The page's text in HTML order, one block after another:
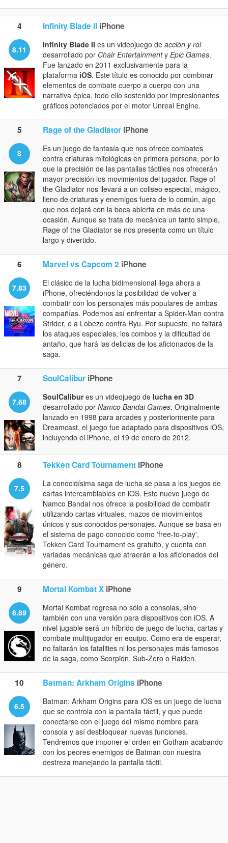
4 Infinity Blade II iPhone
8.11 Infinity Blade II es un videojuego de acción y rol
desarrollado por Chair Entertainmenty Epic Games.
Fue lanzado en 2011 exclusivamente para la
plataforma iOS. Este título es conocido por combinar
elementos de combate cuerpo a cuerpo con una
narrativa épica, todo ello sostenido por impresionantes
gráficos potenciados por el motor Unreal Engine.
5 Rage of the Gladiator iPhone
8
Es un juego de fantasía que nos ofrece combates
contra criaturas mitológicas en primera persona, por lo
que la precisión de las pantallas táctiles nos ofrecerán
mayor precisión los movimientos del jugador. Rage of
the Gladiator nos llevará a un coliseo especial, mágico,
lleno de criaturas y enemigos fuera de lo común, algo
que nos dejará con la boca abierta en más de una
ocasión. Aunque se trata de mecánica un tanto simple,
Rage of the Gladiator se nos presenta como un título
largo y divertido.
6 Marvel vs Capcom 2 iPhone
7.83
El clásico de la lucha bidimensional llega ahora a
iPhone, ofreciéndonos la posibilidad de volver a
combatir con los personajes más populares de ambas
compañías. Podemos así enfrentar a Spider-Man contra
Strider, o a Lobezo contra Ryu. Por supuesto, no faltará
los ataques especiales, los combos y la dificultad de
antaño, que hará las delicias de los aficionados de la
saga.
7 SoulCalibur iPhone
7.68 SoulCalibures un videojuego de lucha en 3D
desarrollado por Namco Bandai Games. Originalmente
lanzado en 1998 para arcades y posteriormente para
Dreamcast, el juego fue adaptado para dispositivos iOS,
incluyendo el iPhone, el 19 de enero de 2012.
8 Tekken Card Tournament iPhone
7.5
La conocidísima saga de lucha se pasa a los juegos de
cartas intercambiables en iOS. Este nuevo juego de
Namco Bandai nos ofrece la posibilidad de combatir
utilizando cartas virtuales, mazos de movimientos
únicos y sus conocidos personajes. Aunque se basa en
el sistema de pago conocido como 'free-to-play',
Tekken Card Tournament es gratuito, y cuenta con
variadas mecánicas que atraerán a los aficionados del
género.
9 Mortal Kombat X iPhone
6.89
Mortal Kombat regresa no sólo a consolas, sino
también con una versión para dispositivos con iOS. A
nivel jugable será un híbrido de juego de lucha, cartas y
combate multijugador en equipo. Como era de esperar,
no faltarán los fatalities ni los personajes más famosos
de la saga, como Scorpion, Sub-Zero o Raiden.
10 Batman: Arkham Origins iPhone
6.5
Batman: Arkham Origins para iOS es un juego de lucha
que se controla con la pantalla táctil, y que puede
conectarse con el juego del mismo nombre para
consola y así desbloquear nuevas funciones.
Tendremos que imponer el orden en Gotham acabando
con los peores enemigos de Batman con nuestra
destreza manejando la pantalla táctil.